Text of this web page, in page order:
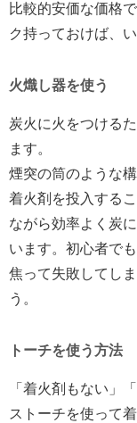
比較的安価な価格
ク持っておけば、
火熾し器を使う
炭火に火をつける
ます。
煙突の筒のような
着火剤を投入する
ながら効率よく炭
います。初心者で
焦って失敗してし
う。
トーチを使う方法
「着火剤もない」
ストーチを使って